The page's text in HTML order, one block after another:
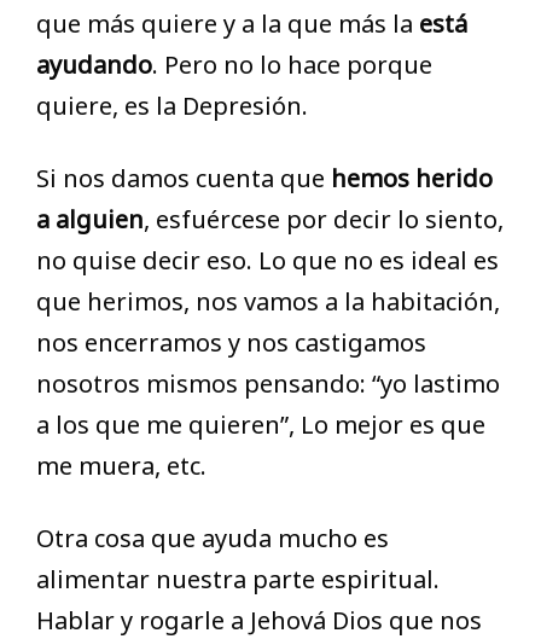
que más quiere y a la que más la está
ayudando. Pero no lo hace porque
quiere, es la Depresión.
Si nos damos cuenta que hemos herido
a alguien, esfuércese por decir lo siento,
no quise decir eso. Lo que no es ideal es
que herimos, nos vamos a la habitación,
nos encerramos y nos castigamos
nosotros mismos pensando: “yo lastimo
a los que me quieren”, Lo mejor es que
me muera, etc.
Otra cosa que ayuda mucho es
alimentar nuestra parte espiritual.
Hablar y rogarle a Jehová Dios que nos